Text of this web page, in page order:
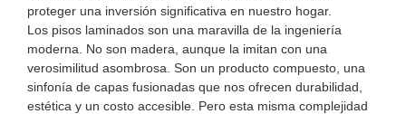
proteger una inversión significativa en nuestro hogar.
Los pisos laminados son una maravilla de la ingeniería
moderna. No son madera, aunque la imitan con una
verosimilitud asombrosa. Son un producto compuesto, una
sinfonía de capas fusionadas que nos ofrecen durabilidad,
estética y un costo accesible. Pero esta misma complejidad